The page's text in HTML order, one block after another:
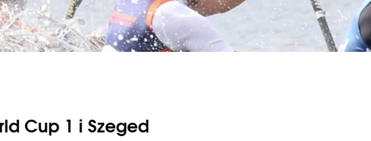
Cup 1 i Szeged